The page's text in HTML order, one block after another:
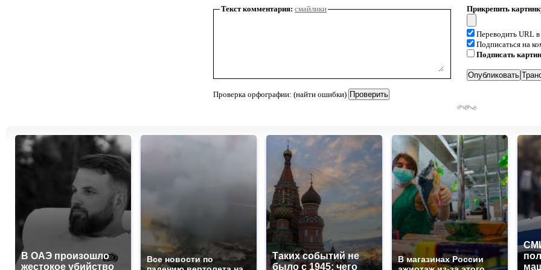
Текст комментария: смайлики
Проверка орфографии: (найти ошибки)
Прикрепить
Переводить URL
Подписаться на
Подписать
В ОАЭ произошло
жестокое убийство
Все новости по
Таких событий не
было с 1945: чего
В магазинах России